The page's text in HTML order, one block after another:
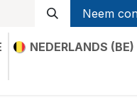
Neem
NEDERLANDS (BE)